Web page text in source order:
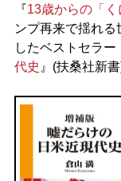
『13歳からの「く
ンプ再来で揺れ
したベストセラー
代史 』(扶桑社新